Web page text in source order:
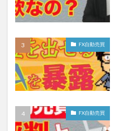
FX自動売買
FX自動売買